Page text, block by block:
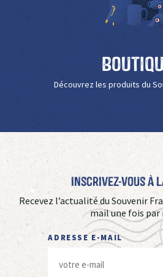
Découvrez les produits du
Inscrivez-vous à
Recevez l’actualité du Souvenir
mail une fois par
ADRESSE E-MAIL